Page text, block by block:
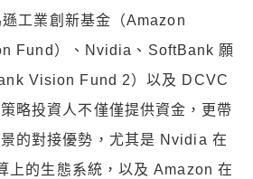
工業創新基金（Amazon
Fund）、Nvidia、SoftBank 願
Vision Fund 2）以及 DCVC
略投資人不僅僅提供資金，更帶
的對接優勢，尤其是 Nvidia 在
上的生態系統，以及 Amazon 在